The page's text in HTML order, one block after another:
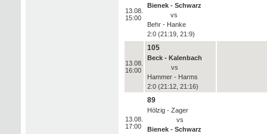
13.08.
15:00
Bienek - Schwarz
vs
Behr - Hanke
2:0 (21:19, 21:9)
13.08.
16:00
105
Beck - Kalenbach
vs
Hammer - Harms
2:0 (21:12, 21:16)
13.08.
17:00
89
Hölzig - Zager
vs
Bienek - Schwarz